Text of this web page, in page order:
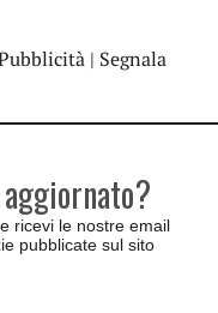
| Segnala
ricevi le nostre email
pubblicate sul sito